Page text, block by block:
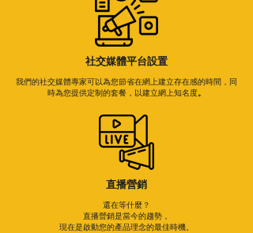
​社交媒體平台設置
我們的社交媒體專家可以為您節省在網上建立存在感的時間，同
時為您提供定制的套餐，以建立網上知名度​。
直播營銷
還在等什麼？
直播營銷是當今的趨勢，
現在是啟動您的產品理念的最佳時機。